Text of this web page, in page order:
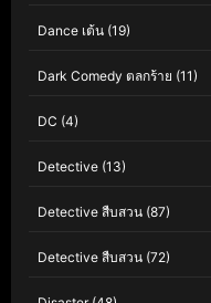
Dance เต้น (19)
Dark Comedy ตลกร้าย (11)
DC (4)
Detective (13)
Detective สืบสวน (87)
Detective สืบสวน (72)